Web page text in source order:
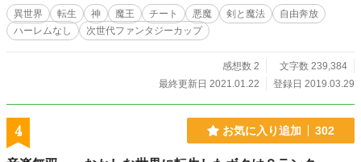
クロムは何を想い、何をするのか…… このお話は全てのキッカケとなった創造
神の一言から始まることになる……
異世界 転生 神 魔王 チート 悪魔 剣と魔法
自由奔放
ハーレムなし
次世代ファンタジーカップ
感想数 2
文字数 239,384
最終更新日 2021.01.22
登録日 2019.03.29
4 お気に入り追加 302